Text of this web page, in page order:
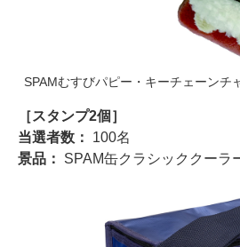
SPAMむすびパピー・キーチェーンチ
［スタンプ2個］
当選者数： 100名
景品： SPAM缶クラシッククーラ